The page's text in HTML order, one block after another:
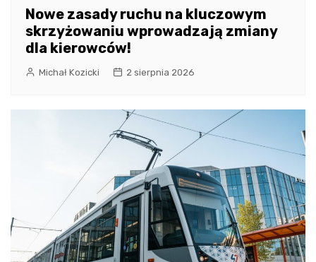
Nowe zasady ruchu na kluczowym
skrzyżowaniu wprowadzają zmiany
dla kierowców!
Michał Kozicki 2 sierpnia 2026